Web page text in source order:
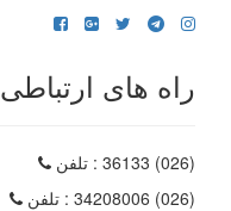
راه های ارتباطی
(026) 36133
: تلفن
(026) 34208006
: تلفن